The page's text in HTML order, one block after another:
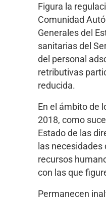
Figura la
Comunidad
Generales del
sanitarias del
del personal
retributivas
reducida.
En el ámbito de
2018, como
Estado de las
las
recursos
con las que
Permanecen